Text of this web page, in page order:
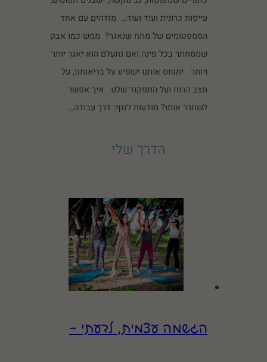
עייפות כרונית ועוד ועוד… מזדהים עם אחד
הסמפטומים של מתח שנאגר? ממש כמו אבק
שמסתתר בכל פינה ואם נתעלם הוא יאגר יותר
ויותר. יתפוס אותנו ישפיע על בריאותנו, על
מצב הרוח ועל התפקוד שלנו. איך אפשר
לשחרר אותו? מודעות לגוף: דרך עבודה…
הדרך שלי
הגשמה עצמית, לדעתי –